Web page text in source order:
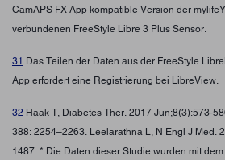
CamAPS FX App kompatible Version der
verbundenen FreeStyle Libre 3 Plus Sensor.
31 Das Teilen der Daten aus der FreeStyle
App erfordert eine Registrierung bei LibreView.
32 Haak T, Diabetes Ther. 2017 Jun;8(3):573-
388: 2254–2263. Leelarathna L, N Engl J Med.
1487. * Die Daten dieser Studie wurden mit